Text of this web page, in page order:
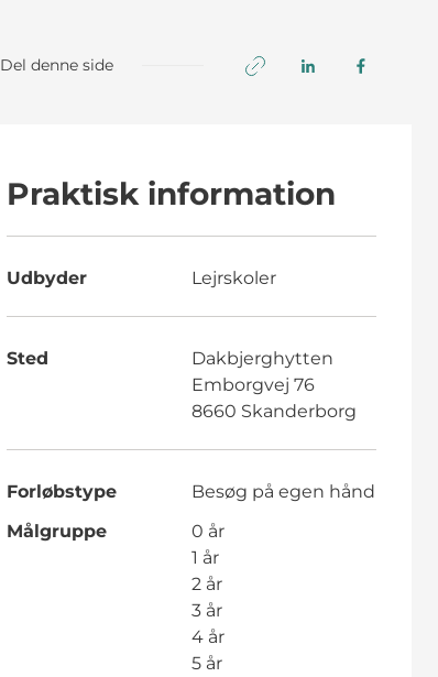
Del denne side
Praktisk information
Udbyder Lejrskoler
Sted
Dakbjerghytten
Emborgvej 76
8660 Skanderborg
Forløbstype
Besøg på egen hånd
Målgruppe
0 år
1 år
2 år
3 år
4 år
5 år